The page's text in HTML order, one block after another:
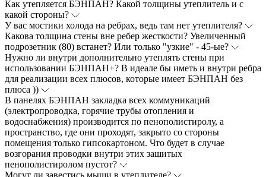
Как утепляется БЭНПАН? Какой толщины утеплитель и с
какой стороны?
У вас мостики холода на ребрах, ведь там нет утеплителя?
Какова толщина стены вне ребер жесткости? Увеличенный
подрозетник (80) встанет? Или только "узкие" - 45-ые?
Нужно ли внутри дополнительно утеплять стены при
использовании БЭНПАН+? В идеале бы иметь и внутри ребра
для реализации всех плюсов, которые имеет БЭНПАН без
плюса ))
В панелях БЭНПАН закладка всех коммуникаций
(электропроводка, горячие трубы отопления и
водоснабжения) производится по пенополистиролу, а
пространство, где они проходят, закрыто со стороны
помещения только гипсокартоном. Что будет в случае
возгорания проводки внутри этих зашитых
пенополистиролом пустот?
Могут ли завестись мыши в утеплителе?